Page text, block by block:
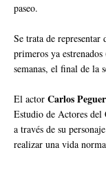
paseo.
Se trata de
primeros ya estrenados
semanas, el final de la
El actor Carlos
Estudio de Actores del
a través de su
realizar una vida